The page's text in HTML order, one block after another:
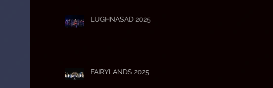
LUGHNASAD 2025
FAIRYLANDS 2025